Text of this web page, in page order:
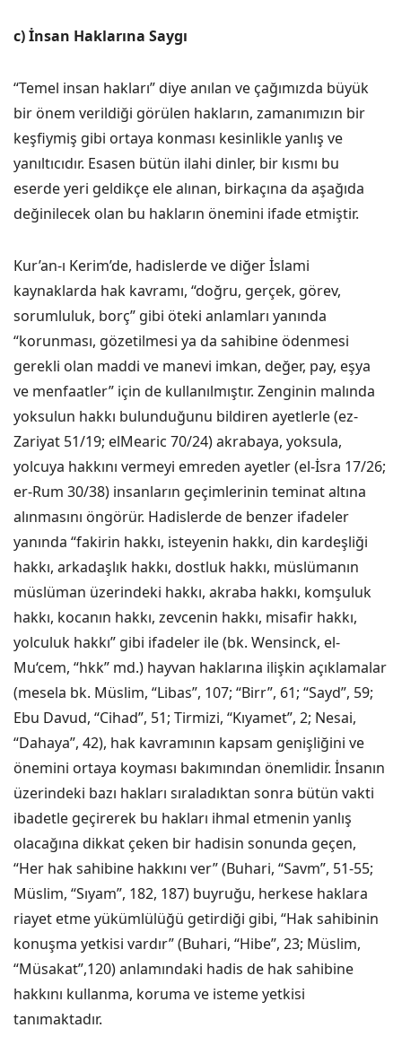
c) İnsan Haklarına Saygı
“Temel insan hakları” diye anılan ve çağımızda büyük
bir önem verildiği görülen hakların, zamanımızın bir
keşfiymiş gibi ortaya konması kesinlikle yanlış ve
yanıltıcıdır. Esasen bütün ilahi dinler, bir kısmı bu
eserde yeri geldikçe ele alınan, birkaçına da aşağıda
değinilecek olan bu hakların önemini ifade etmiştir.
Kur’an-ı Kerim’de, hadislerde ve diğer İslami
kaynaklarda hak kavramı, “doğru, gerçek, görev,
sorumluluk, borç” gibi öteki anlamları yanında
“korunması, gözetilmesi ya da sahibine ödenmesi
gerekli olan maddi ve manevi imkan, değer, pay, eşya
ve menfaatler” için de kullanılmıştır. Zenginin malında
yoksulun hakkı bulunduğunu bildiren ayetlerle (ez-
Zariyat 51/19; elMearic 70/24) akrabaya, yoksula,
yolcuya hakkını vermeyi emreden ayetler (el-İsra 17/26;
er-Rum 30/38) insanların geçimlerinin teminat altına
alınmasını öngörür. Hadislerde de benzer ifadeler
yanında “fakirin hakkı, isteyenin hakkı, din kardeşliği
hakkı, arkadaşlık hakkı, dostluk hakkı, müslümanın
müslüman üzerindeki hakkı, akraba hakkı, komşuluk
hakkı, kocanın hakkı, zevcenin hakkı, misafir hakkı,
yolculuk hakkı” gibi ifadeler ile (bk. Wensinck, el-
Mu‘cem, “hkk” md.) hayvan haklarına ilişkin açıklamalar
(mesela bk. Müslim, “Libas”, 107; “Birr”, 61; “Sayd”, 59;
Ebu Davud, “Cihad”, 51; Tirmizi, “Kıyamet”, 2; Nesai,
“Dahaya”, 42), hak kavramının kapsam genişliğini ve
önemini ortaya koyması bakımından önemlidir. İnsanın
üzerindeki bazı hakları sıraladıktan sonra bütün vakti
ibadetle geçirerek bu hakları ihmal etmenin yanlış
olacağına dikkat çeken bir hadisin sonunda geçen,
“Her hak sahibine hakkını ver” (Buhari, “Savm”, 51-55;
Müslim, “Sıyam”, 182, 187) buyruğu, herkese haklara
riayet etme yükümlülüğü getirdiği gibi, “Hak sahibinin
konuşma yetkisi vardır” (Buhari, “Hibe”, 23; Müslim,
“Müsakat”,120) anlamındaki hadis de hak sahibine
hakkını kullanma, koruma ve isteme yetkisi
tanımaktadır.